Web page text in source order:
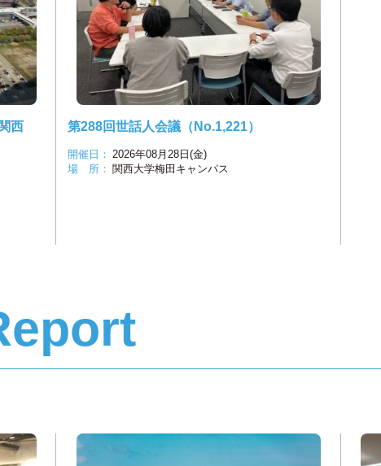
西
第288回世話人会議（No.1,221）
開催日： 2026年08月28日(金)
場 所： 関西大学梅田キャンパス